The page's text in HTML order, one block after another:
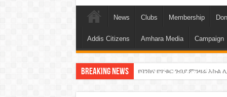
News Clubs Membership
Addis Citizens Amhara Media Campaign
Breaking News የባንክና የጥቁር ገብያ ምንዛሬ እኩል
አሸንፈናል ! እንኳን ደስ አለን!